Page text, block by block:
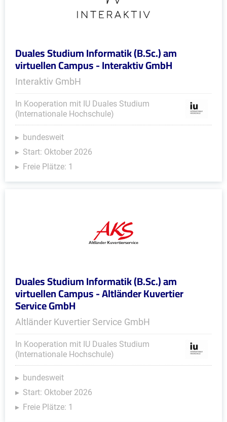
Duales Studium Informatik (B.Sc.) am
virtuellen Campus - Interaktiv GmbH
Interaktiv GmbH
In Kooperation mit IU Duales Studium
(Internationale Hochschule)
bundesweit
Start: Oktober 2026
Freie Plätze: 1
Duales Studium Informatik (B.Sc.) am
virtuellen Campus - Altländer Kuvertier
Service GmbH
Altländer Kuvertier Service GmbH
In Kooperation mit IU Duales Studium
(Internationale Hochschule)
bundesweit
Start: Oktober 2026
Freie Plätze: 1